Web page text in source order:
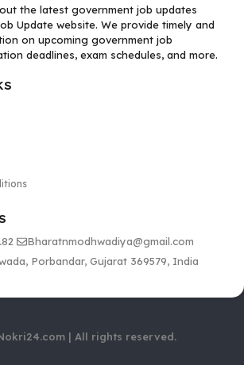
the latest government job updates
Update website. We provide timely and
on upcoming government job
deadlines, exam schedules, and more.
Bharatnmodhwadiya@gmail.com
Porbandar, Gujarat 369579, India
| All rights reserved.